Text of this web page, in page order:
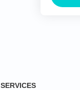
SERVICES